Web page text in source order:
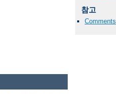
참고
Comments